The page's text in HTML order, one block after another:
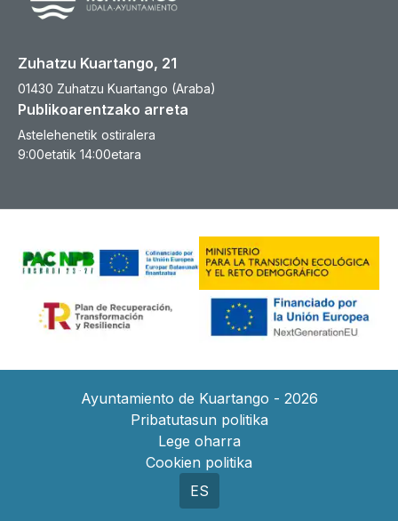
Zuhatzu Kuartango, 21
01430 Zuhatzu Kuartango (Araba)
Publikoarentzako arreta
Astelehenetik ostiralera
9:00etatik 14:00etara
Ayuntamiento de Kuartango - 2026
Pribatutasun politika
Lege oharra
Cookien politika
ES